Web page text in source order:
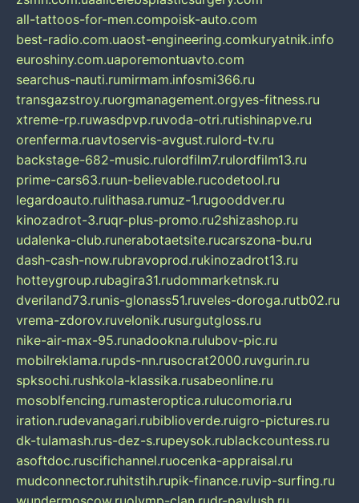
all-tattoos-for-men.compoisk-auto.com
best-radio.com.uaost-engineering.comkuryatnik.info
euroshiny.com.uaporemontuavto.com
searchus-nauti.rumirmam.infosmi366.ru
transgazstroy.ruorgmanagement.orgyes-fitness.ru
xtreme-rp.ruwasdpvp.ruvoda-otri.rutishinapve.ru
orenferma.ruavtoservis-avgust.rulord-tv.ru
backstage-682-music.rulordfilm7.rulordfilm13.ru
prime-cars63.ruun-believable.rucodetool.ru
legardoauto.rulithasa.rumuz-1.rugooddver.ru
kinozadrot-3.ruqr-plus-promo.ru2shizashop.ru
udalenka-club.runerabotaetsite.rucarszona-bu.ru
dash-cash-now.rubravoprod.rukinozadrot13.ru
hotteygroup.rubagira31.rudommarketnsk.ru
dveriland73.runis-glonass51.ruveles-doroga.rutb02.ru
vrema-zdorov.ruvelonik.rusurgutgloss.ru
nike-air-max-95.runadookna.rulubov-pic.ru
mobilreklama.rupds-nn.rusocrat2000.ruvgurin.ru
spksochi.rushkola-klassika.rusabeonline.ru
mosoblfencing.rumasteroptica.rulucomoria.ru
iration.rudevanagari.rubiblioverde.ruigro-pictures.ru
dk-tulamash.rus-dez-s.rupeysok.rublackcountess.ru
asoftdoc.ruscifichannel.ruocenka-appraisal.ru
mudconnector.ruhitstih.rupik-finance.ruvip-surfing.ru